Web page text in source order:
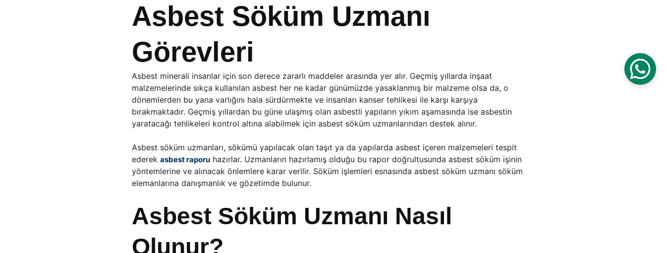
Asbest Söküm Uzmanı
Görevleri
Asbest minerali insanlar için son derece zararlı maddeler arasında yer alır. Geçmiş yıllarda inşaat
malzemelerinde sıkça kullanılan asbest her ne kadar günümüzde yasaklanmış bir malzeme olsa da, o
dönemlerden bu yana varlığını hala sürdürmekte ve insanları kanser tehlikesi ile karşı karşıya
bırakmaktadır. Geçmiş yıllardan bu güne ulaşmış olan asbestli yapıların yıkım aşamasında ise asbestin
yaratacağı tehlikeleri kontrol altına alabilmek için asbest söküm uzmanlarından destek alınır.
Asbest söküm uzmanları, sökümü yapılacak olan taşıt ya da yapılarda asbest içeren malzemeleri tespit
ederek asbest raporu hazırlar. Uzmanların hazırlamış olduğu bu rapor doğrultusunda asbest söküm işinin
yöntemlerine ve alınacak önlemlere karar verilir. Söküm işlemleri esnasında asbest söküm uzmanı söküm
elemanlarına danışmanlık ve gözetimde bulunur.
Asbest Söküm Uzmanı Nasıl
Olunur?